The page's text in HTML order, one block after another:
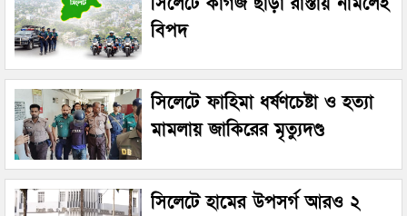
বিপদ
সিলেটে ফাহিমা ধর্ষণচেষ্টা ও হত্যা
মামলায় জাকিরের মৃত্যুদণ্ড
সিলেটে হামের উপসর্গ আরও ২